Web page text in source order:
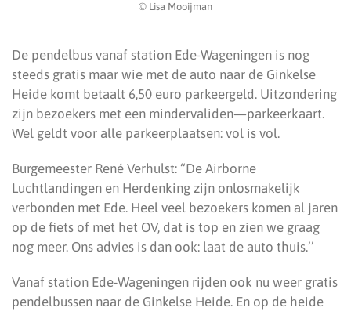
© Lisa Mooijman
De pendelbus vanaf station Ede-Wageningen is nog
steeds gratis maar wie met de auto naar de Ginkelse
Heide komt betaalt 6,50 euro parkeergeld. Uitzondering
zijn bezoekers met een mindervaliden—parkeerkaart.
Wel geldt voor alle parkeerplaatsen: vol is vol.
Burgemeester René Verhulst: “De Airborne
Luchtlandingen en Herdenking zijn onlosmakelijk
verbonden met Ede. Heel veel bezoekers komen al jaren
op de fiets of met het OV, dat is top en zien we graag
nog meer. Ons advies is dan ook: laat de auto thuis.’’
Vanaf station Ede-Wageningen rijden ook nu weer gratis
pendelbussen naar de Ginkelse Heide. En op de heide